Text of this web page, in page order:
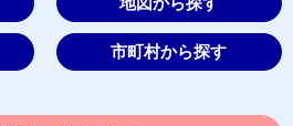
地図から探す
市町村から探す